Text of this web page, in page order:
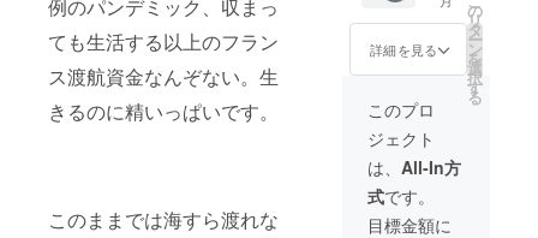
例のパンデミック、収まっ
ても生活する以上のフラン
ス渡航資金なんぞない。生
きるのに精いっぱいです。
このままでは海すら渡れな
ださ
応同程
度の面
れば正
方形で
なくと
もよし
す！袖
も背面
場所の
ご指定
を宜し
す。 オ
ン、対
面開催
は両方
とも時
間は1~2
しま
す。
として
の側面
と幾何
学の側
面があ
り、一
作作り
上げる
のに数
週間以
上かか
ること
詳細を見る
の
リ
タ
ー
ン
を
選
択
す
る
このプロ
ジェクト
は、 All-In方
式です。
目標金額に